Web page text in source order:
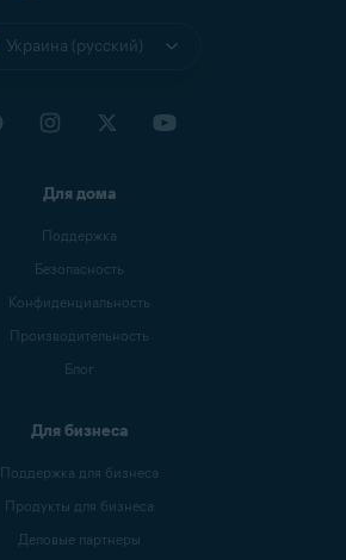
Украина (русский)
Для дома
Поддержка
Безопасность
Конфиденциальность
Производительность
Блог
Для бизнеса
Поддержка для бизнеса
Продукты для бизнеса
Деловые партнеры